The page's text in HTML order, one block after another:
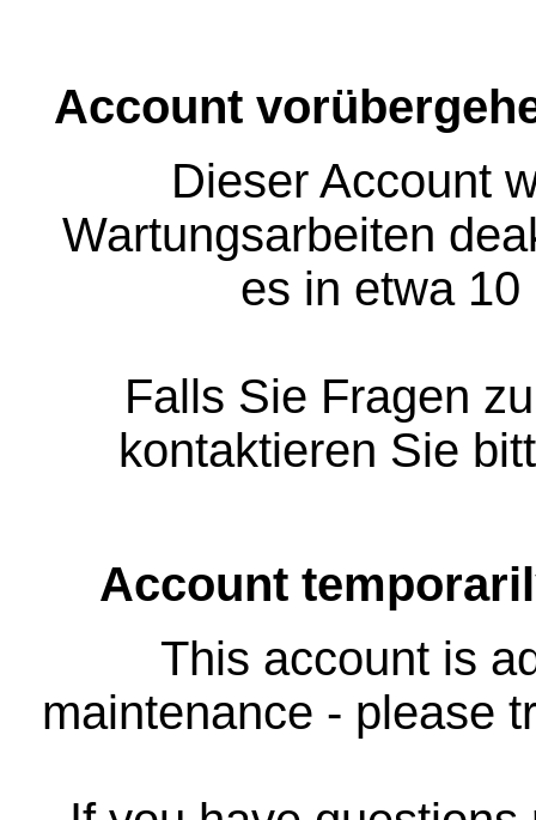
Account
Dieser Account
Wartungsarbeiten
es in etwa
Falls Sie Fragen
kontaktieren Sie
Account
This account is
maintenance - please